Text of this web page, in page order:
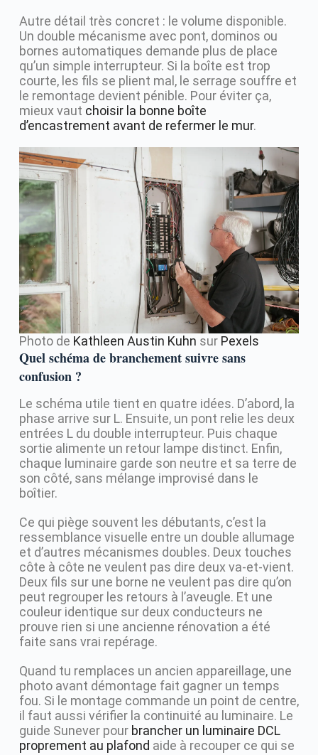
Autre détail très concret : le volume disponible.
Un double mécanisme avec pont, dominos ou
bornes automatiques demande plus de place
qu’un simple interrupteur. Si la boîte est trop
courte, les fils se plient mal, le serrage souffre et
le remontage devient pénible. Pour éviter ça,
mieux vaut choisir la bonne boîte
d’encastrement avant de refermer le mur.
Photo de Kathleen Austin Kuhn sur Pexels
Quel schéma de branchement suivre sans
confusion ?
Le schéma utile tient en quatre idées. D’abord, la
phase arrive sur L. Ensuite, un pont relie les deux
entrées L du double interrupteur. Puis chaque
sortie alimente un retour lampe distinct. Enfin,
chaque luminaire garde son neutre et sa terre de
son côté, sans mélange improvisé dans le
boîtier.
Ce qui piège souvent les débutants, c’est la
ressemblance visuelle entre un double allumage
et d’autres mécanismes doubles. Deux touches
côte à côte ne veulent pas dire deux va-et-vient.
Deux fils sur une borne ne veulent pas dire qu’on
peut regrouper les retours à l’aveugle. Et une
couleur identique sur deux conducteurs ne
prouve rien si une ancienne rénovation a été
faite sans vrai repérage.
Quand tu remplaces un ancien appareillage, une
photo avant démontage fait gagner un temps
fou. Si le montage commande un point de centre,
il faut aussi vérifier la continuité au luminaire. Le
guide Sunever pour brancher un luminaire DCL
proprement au plafond aide à recouper ce qui se